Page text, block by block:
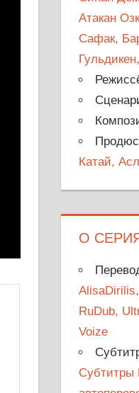
Атакан
Сафак,
Катай,
О
RuDub,
Voize
Субтитры